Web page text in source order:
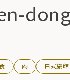
dong
肉 日式旅館